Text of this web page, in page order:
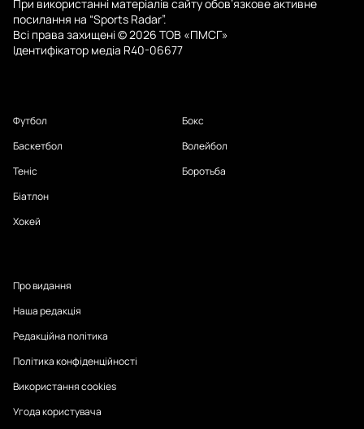
При використанні матеріалів сайту обов’язкове активне
посилання на “Sports Radar”.
Всі права захищені © 2026 ТОВ «ПМСГ»
Ідентифікатор медіа R40-06677
Футбол
Баскетбол
Теніс
Біатлон
Хокей
Бокс
Волейбол
Боротьба
Про видання
Наша редакція
Редакційна політика
Політика конфіденційності
Використання cookies
Угода користувача